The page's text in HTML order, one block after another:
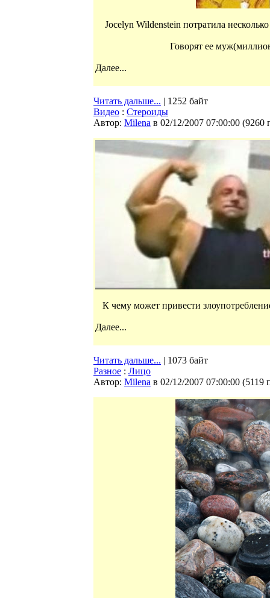
Jocelyn Wildenstein потратила
Говорят ее
Далее...
Читать дальше... | 1252 байт
Видео : Стероиды
Автор: Milena в 02/12/2007 07:00:00 (9260
К чему может привести
Далее...
Читать дальше... | 1073 байт
Разное : Лицо
Автор: Milena в 02/12/2007 07:00:00 (5119